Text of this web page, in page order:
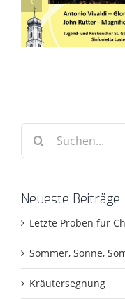
nach:
Neueste Beiträge
Letzte Proben für
Sommer, Sonne,
Kräutersegnung